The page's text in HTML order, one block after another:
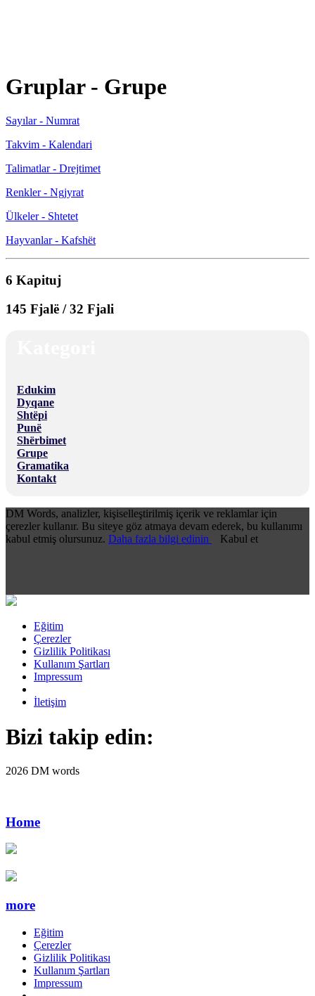
Gruplar - Grupe
Sayılar - Numrat
Takvim - Kalendari
Talimatlar - Drejtimet
Renkler - Ngjyrat
Ülkeler - Shtetet
Hayvanlar - Kafshët
6 Kapituj
145 Fjalë / 32 Fjali
Edukim
Dyqane
Shtëpi
Punë
Shërbimet
Grupe
Gramatika
Kontakt
DM Words, analizler, kişiselleştirilmiş içerik ve reklamlar için
çerezler kullanır. Bu siteye göz atmaya devam ederek, bu kullanımı
kabul etmiş olursunuz. Daha fazla bilgi edinin Kabul et
Eğitim
Çerezler
Gizlilik Politikası
Kullanım Şartları
Impressum
İletişim
Bizi takip edin:
2026 DM words
Home
more
Eğitim
Çerezler
Gizlilik Politikası
Kullanım Şartları
Impressum